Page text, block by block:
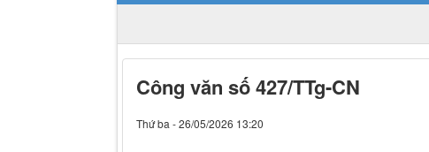
Công văn số 427/TTg-CN
Thứ ba - 26/05/2026 13:20